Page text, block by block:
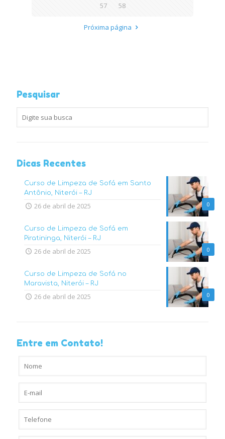
57
58
Próxima página
Pesquisar
Dicas Recentes
0
Curso de Limpeza de Sofá em Santo
Antônio, Niterói – RJ
26 de abril de 2025
0
Curso de Limpeza de Sofá em
Piratininga, Niterói – RJ
26 de abril de 2025
0
Curso de Limpeza de Sofá no
Maravista, Niterói – RJ
26 de abril de 2025
Entre em Contato!